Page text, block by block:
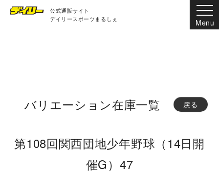
公式通販サイト
デイリースポーツまるしぇ
バリエーション在庫一覧 戻る
第108回関西団地少年野球（14日開
催G）47